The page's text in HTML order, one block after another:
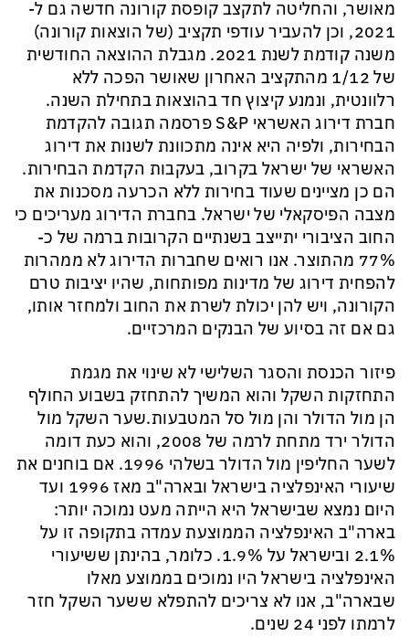
מאושר, והחליטה לתקצב קופסת קורונה חדשה גם ל-
2021, וכן להעביר עודפי תקציב (של הוצאות קורונה)
משנה קודמת לשנת 2021 . מגבלת ההוצאה החודשית
של 1/12 מהתקציב האחרון שאושר הפכה ללא
רלוונטית, ונמנע קיצוץ חד בהוצאות בתחילת השנה.
חברת דירוג האשראי S&P פרסמה תגובה להקדמת
הבחירות, ולפיה היא אינה מתכוונת לשנות את דירוג
האשראי של ישראל בקרוב, בעקבות הקדמת הבחירות.
הם כן מציינים שעוד בחירות ללא הכרעה מסכנות את
מצבה הפיסקאלי של ישראל. בחברת הדירוג מעריכים כי
החוב הציבורי יתייצב בשנתיים הקרובות ברמה של כ-
77% מהתוצר.
אנו רואים שחברות הדירוג לא ממהרות
להפחית דירוג של מדינות מפותחות, שהיו יציבות טרם
הקורונה, ויש להן יכולת לשרת את החוב ולמחזר אותו,
גם אם זה בסיוע של הבנקים המרכזיים.
פיזור הכנסת והסגר השלישי לא שינוי את מגמת
התחזקות השקל והוא המשיך להתחזק בשבוע החולף
הן מול הדולר והן מול סל המטבעות.שער השקל מול
הדולר ירד מתחת לרמה של 2008, והוא כעת דומה
לשער החליפין מול הדולר בשלהי 1996. אם בוחנים את
שיעורי האינפלציה בישראל ובארה"ב מאז 1996 ועד
היום נמצא שבישראל היא הייתה מעט נמוכה יותר:
בארה"ב האינפלציה הממוצעת עמדה בתקופה זו על
2.1% ובישראל על 1.9%.
כלומר, בהינתן ששיעורי
האינפלציה בישראל היו נמוכים בממוצע מאלו
שבארה"ב, אנו לא צריכים להתפלא ששער השקל חזר
לרמתו לפני 24 שנים.